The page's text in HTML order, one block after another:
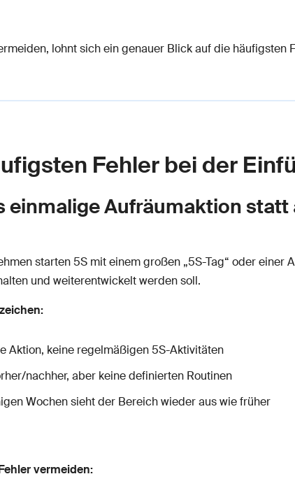
lohnt sich ein genauer Blick auf die häufigsten
Fehler bei der
einmalige Aufräumaktion statt
starten 5S mit einem großen „5S-Tag“ oder
und weiterentwickelt werden soll.
Aktion, keine regelmäßigen 5S-Aktivitäten
nachher, aber keine definierten Routinen
Wochen sieht der Bereich wieder aus wie früher
vermeiden: